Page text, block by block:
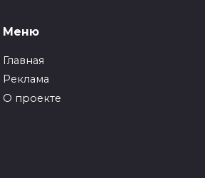
Меню
Главная
Реклама
О проекте